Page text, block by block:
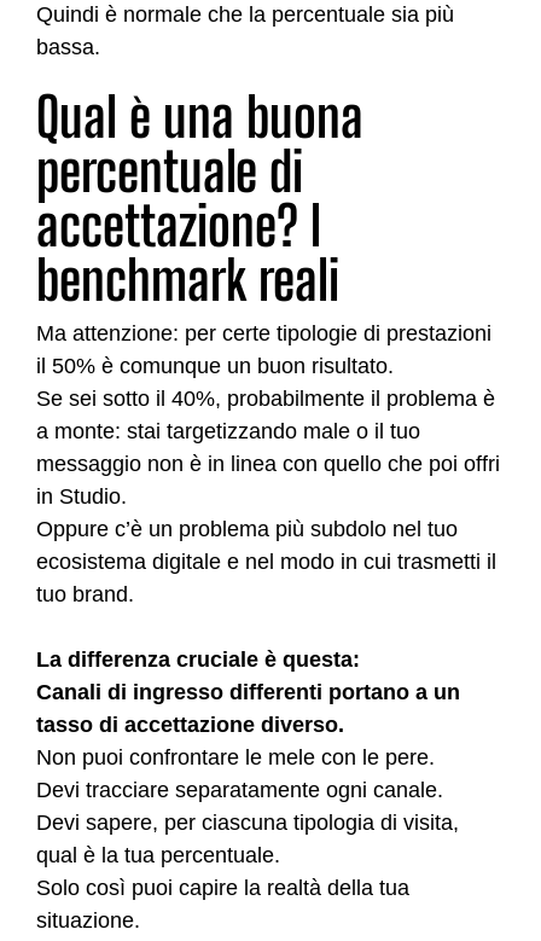
Quindi è normale che la percentuale sia più
bassa.
Qual è una buona
percentuale di
accettazione? I
benchmark reali
Ma attenzione: per certe tipologie di prestazioni
il 50% è comunque un buon risultato.
Se sei sotto il 40%, probabilmente il problema è
a monte: stai targetizzando male o il tuo
messaggio non è in linea con quello che poi offri
in Studio.
Oppure c’è un problema più subdolo nel tuo
ecosistema digitale e nel modo in cui trasmetti il
tuo brand.
La differenza cruciale è questa:
Canali di ingresso differenti portano a un
tasso di accettazione diverso.
Non puoi confrontare le mele con le pere.
Devi tracciare separatamente ogni canale.
Devi sapere, per ciascuna tipologia di visita,
qual è la tua percentuale.
Solo così puoi capire la realtà della tua
situazione.